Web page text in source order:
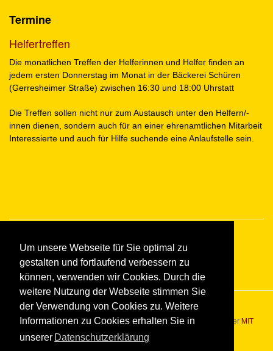
Um unsere Webseite für Sie optimal zu
gestalten und fortlaufend verbessern zu
können, verwenden wir Cookies. Durch die
weitere Nutzung der Webseite stimmen Sie
der Verwendung von Cookies zu. Weitere
Informationen zu Cookies erhalten Sie in
unserer Datenschutzerklärung
Termine
Helfertreffen
Die monatlichen Treffen der Helferinnen und Helfer finden an
jedem ersten Donnerstag im Monat in der Bäckerei Schüren
(Gerresheimer Straße) zwischen 16:30 und 18:00 Uhrstatt
Die Treffen sollen nicht nur zum Austausch unter den Helfern/-
innen dienen, sondern auch für an einer ehrenamtlichen Mitarbeit
Interessierte und auch für Hilfe suchende eine Anlaufstelle sein.
Bootstrapis a front-end framework of Twitter, Inc. Code licensed under MIT
Font Awesomefont licensed underSIL OFL 1.1